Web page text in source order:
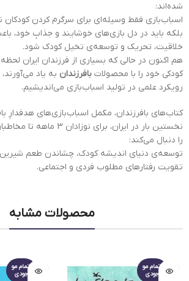
شده‌اند:
اسباب‌بازی فقط وسیله‌ای برای سرگرم کردن
بلکه باید در دل بازی‌های خوشایند و جذابِ خود،
خلاقیت، تحریک و توسعه‌ی تخیل کودک شود.
هم اکنون در حالی که بسیاری از فرزندان ایران
کودکی خود را با محصولات بافرزندان به یاد
رویکرد علمی در تولید اسباب‌بازی می‌اندیشیم.
کتاب‌های بافرزندان، مکمل اسباب‌بازی‌های هدفدارِ
نخستین بار در ایران، برای
را دنبال می‌کند:
توسعه‌ی دنیای اندیشه کودک، چشاندن طعم
تقویت رفتارهای مطلوب فردی و اجتماعی.
محصولات مشابه
اتمام مو
جودی
اتمام مو
جودی